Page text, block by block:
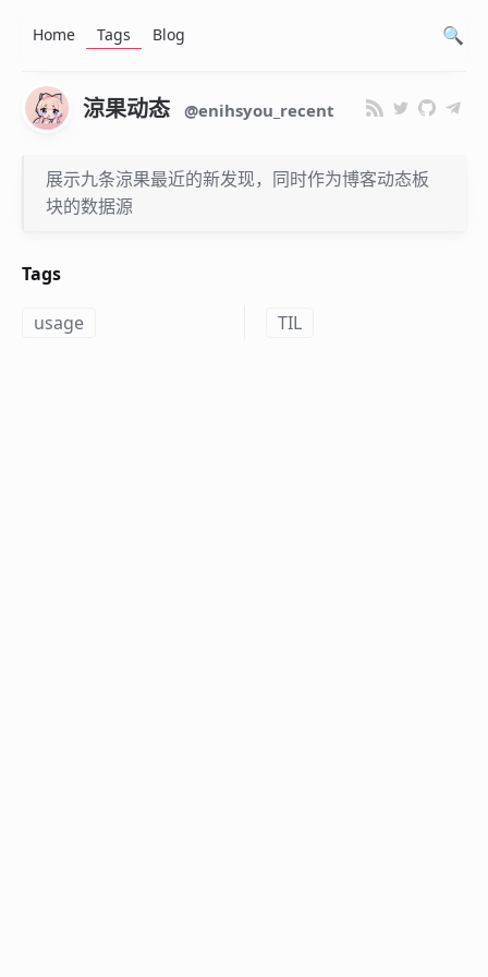
涼果动态 @enihsyou_recent
展示九条涼果最近的新发现，同时作为博客动态板
块的数据源
Tags
usage TIL
Home Tags Blog